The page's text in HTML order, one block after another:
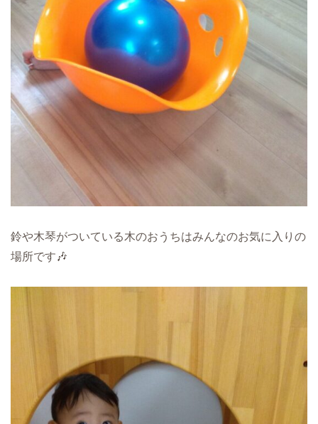
鈴や木琴がついている木のおうちはみんなのお気に入りの
場所です🎶